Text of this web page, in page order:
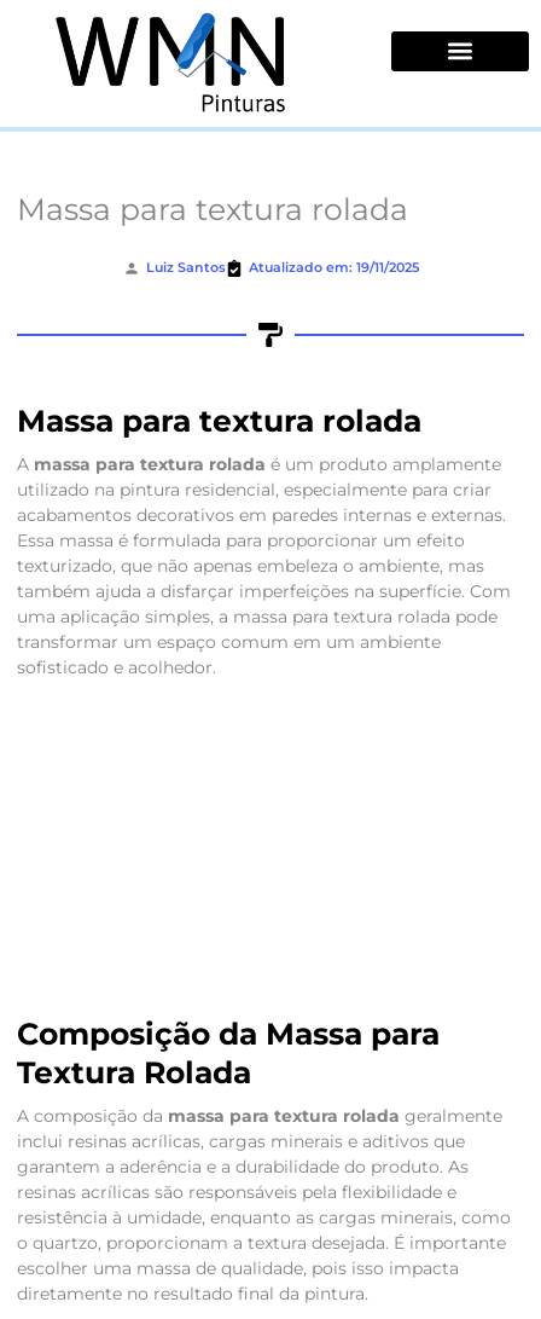
conteúdo
Massa para textura rolada
Luiz Santos Atualizado em: 19/11/2025
Massa para textura rolada
A massa para textura rolada é um produto amplamente
utilizado na pintura residencial, especialmente para criar
acabamentos decorativos em paredes internas e externas.
Essa massa é formulada para proporcionar um efeito
texturizado, que não apenas embeleza o ambiente, mas
também ajuda a disfarçar imperfeições na superfície. Com
uma aplicação simples, a massa para textura rolada pode
transformar um espaço comum em um ambiente
sofisticado e acolhedor.
Composição da Massa para
Textura Rolada
A composição da massa para textura rolada geralmente
inclui resinas acrílicas, cargas minerais e aditivos que
garantem a aderência e a durabilidade do produto. As
resinas acrílicas são responsáveis pela flexibilidade e
resistência à umidade, enquanto as cargas minerais, como
o quartzo, proporcionam a textura desejada. É importante
escolher uma massa de qualidade, pois isso impacta
diretamente no resultado final da pintura.